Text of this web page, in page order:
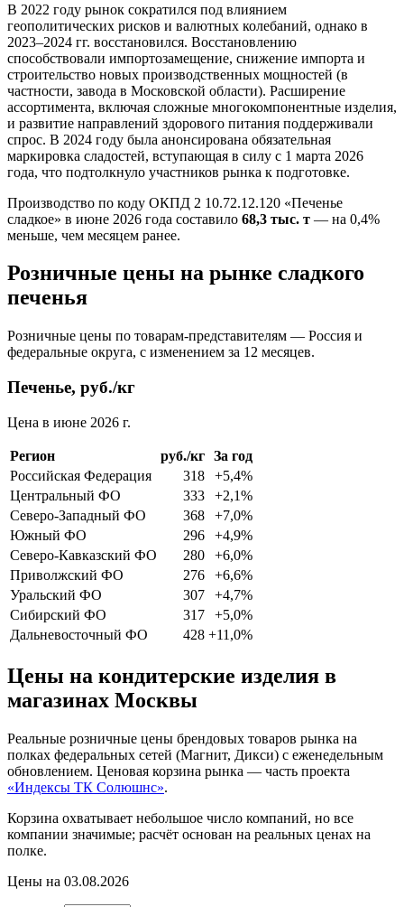
В 2022 году рынок сократился под влиянием
геополитических рисков и валютных колебаний, однако в
2023–2024 гг. восстановился. Восстановлению
способствовали импортозамещение, снижение импорта и
строительство новых производственных мощностей (в
частности, завода в Московской области). Расширение
ассортимента, включая сложные многокомпонентные изделия,
и развитие направлений здорового питания поддерживали
спрос. В 2024 году была анонсирована обязательная
маркировка сладостей, вступающая в силу с 1 марта 2026
года, что подтолкнуло участников рынка к подготовке.
Производство по коду ОКПД 2 10.72.12.120 «Печенье
сладкое» в июне 2026 года составило 68,3 тыс. т — на 0,4%
меньше, чем месяцем ранее.
Розничные цены на рынке сладкого
печенья
Розничные цены по товарам-представителям — Россия и
федеральные округа, с изменением за 12 месяцев.
Печенье, руб./кг
Цена в июне 2026 г.
Регион руб./кг За год
Российская Федерация
318
+5,4%
Центральный ФО
333
+2,1%
Северо-Западный ФО
368
+7,0%
Южный ФО
296
+4,9%
Северо-Кавказский ФО
280
+6,0%
Приволжский ФО
276
+6,6%
Уральский ФО
307
+4,7%
Сибирский ФО
317
+5,0%
Дальневосточный ФО
428 +11,0%
Цены на кондитерские изделия в
магазинах Москвы
Реальные розничные цены брендовых товаров рынка на
полках федеральных сетей (Магнит, Дикси) с еженедельным
обновлением. Ценовая корзина рынка — часть проекта
«Индексы ТК Солюшнс».
Корзина охватывает небольшое число компаний, но все
компании значимые; расчёт основан на реальных ценах на
полке.
Цены на 03.08.2026